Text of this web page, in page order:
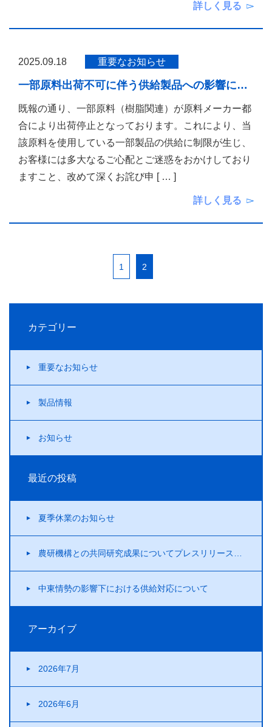
詳しく見る
2025.09.18 重要なお知らせ
一部原料出荷不可に伴う供給製品への影響に…
既報の通り、一部原料（樹脂関連）が原料メーカー都
合により出荷停止となっております。これにより、当
該原料を使用している一部製品の供給に制限が生じ、
お客様には多大なるご心配とご迷惑をおかけしており
ますこと、改めて深くお詫び申 [ … ]
詳しく見る
1 2
カテゴリー
重要なお知らせ
製品情報
お知らせ
最近の投稿
夏季休業のお知らせ
農研機構との共同研究成果についてプレスリリースを行いました！
中東情勢の影響下における供給対応について
アーカイブ
2026年7月
2026年6月